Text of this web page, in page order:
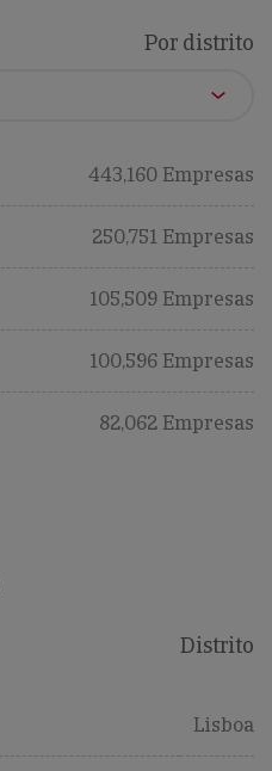
Por distrito
443,160 Empresas
250,751 Empresas
105,509 Empresas
100,596 Empresas
82,062 Empresas
Distrito
Lisboa